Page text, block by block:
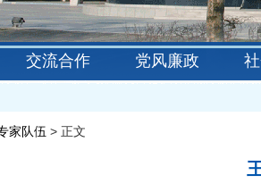
交流合作 党风廉政
家队伍 > 正文